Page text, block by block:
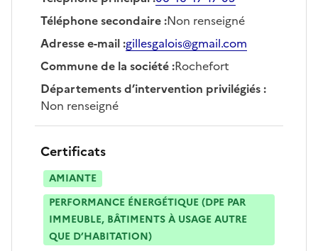
Téléphone secondaire:Non renseigné
Adresse e-mail:gillesgalois@gmail.com
Commune de la société:Rochefort
Départements d’intervention privilégiés:
Non renseigné
Certificats
AMIANTE
PERFORMANCE ÉNERGÉTIQUE (DPE PAR
IMMEUBLE, BÂTIMENTS À USAGE AUTRE
QUE D’HABITATION)